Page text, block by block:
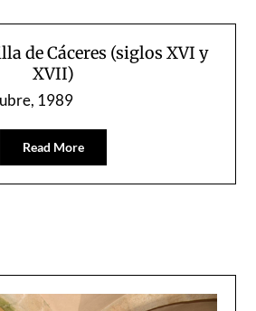
de Cáceres (siglos XVI y
XVII)
1989
Read More